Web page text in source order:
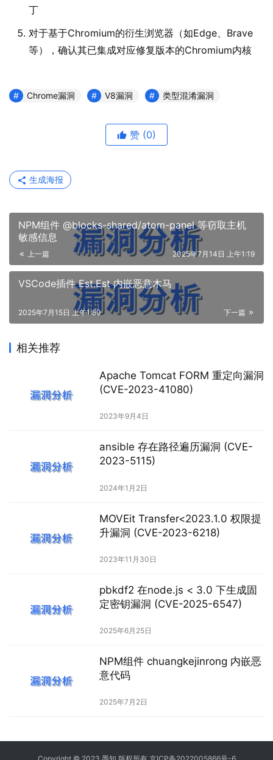
丁
对于基于Chromium的衍生浏览器（如Edge、Brave
等），确认其已集成对应修复版本的Chromium内核
Chrome漏洞 V8漏洞 类型混淆漏洞
赞 (0)
生成海报
NPM组件 @blocks-shared/atom-panel 等窃取主机
敏感信息
上一篇 2025年7月14日 上午1:19
VSCode插件 Est.Est 内嵌恶意木马
下一篇
2025年7月15日 上午1:50
相关推荐
Apache Tomcat FORM 重定向漏洞
(CVE-2023-41080)
2023年9月4日
ansible 存在路径遍历漏洞 (CVE-
2023-5115)
2024年1月2日
MOVEit Transfer<2023.1.0 权限提
升漏洞 (CVE-2023-6218)
2023年11月30日
pbkdf2 在node.js < 3.0 下生成固
定密钥漏洞 (CVE-2025-6547)
2025年6月25日
NPM组件 chuangkejinrong 内嵌恶
意代码
2025年7月2日